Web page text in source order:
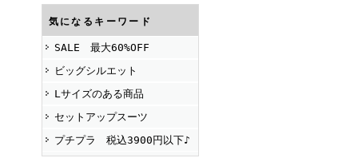
気になるキーワード
SALE 最大60%OFF
ビッグシルエット
Lサイズのある商品
セットアップスーツ
プチプラ 税込3900円以下♪